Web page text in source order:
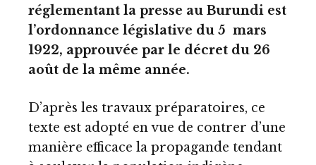
réglementant la presse au Burundi est
l’ordonnance législative du 5 mars
1922, approuvée par le décret du 26
août de la même année.
D’après les travaux préparatoires, ce
texte est adopté en vue de contrer d’une
manière efficace la propagande tendant